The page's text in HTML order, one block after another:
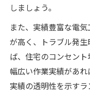
しましょう。
また、実績豊富な電
が高く、トラブル発
ば、住宅のコンセント
幅広い作業実績があ
実績の透明性を示す